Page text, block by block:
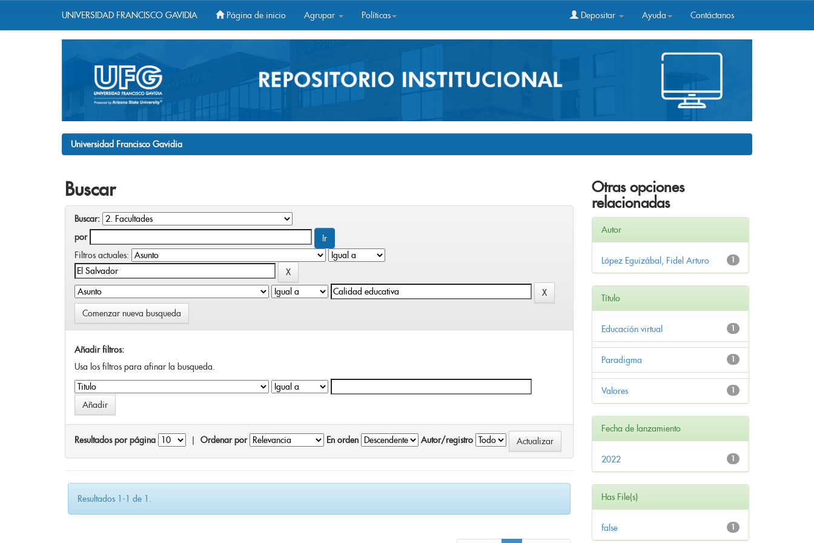
UNIVERSIDAD FRANCISCO GAVIDIA Página de inicio Agrupar Políticas Depositar Ayuda Contáctanos
Universidad Francisco Gavidia
Buscar
Buscar:
por
Filtros actuales:
Comenzar nueva busqueda
Añadir filtros:
Usa los filtros para afinar la busqueda.
Resultados por página Ordenar por En orden Autor/registro
Resultados 1-1 de 1.
Otras opciones
relacionadas
Autor
1
López Eguizábal, Fidel Arturo
Título
1
Educación virtual
1
Paradigma
1
Valores
Fecha de lanzamiento
1
2022
Has File(s)
1
false